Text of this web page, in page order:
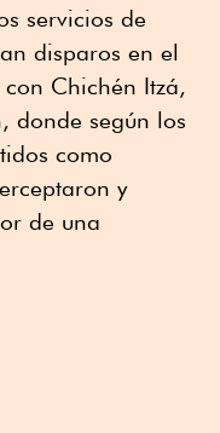
servicios de
disparos en el
Chichén Itzá,
donde según los
como
y
de una